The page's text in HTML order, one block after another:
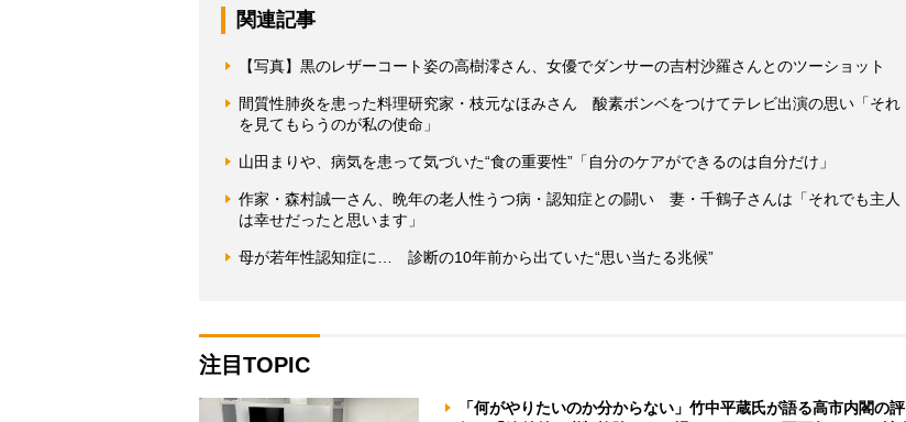
関連記事
【写真】黒のレザーコート姿の高樹澪さん、女優でダンサーの吉村沙羅さんとのツーショット
間質性肺炎を患った料理研究家・枝元なほみさん 酸素ボンベをつけてテレビ出演の思い「それ
を見てもらうのが私の使命」
山田まりや、病気を患って気づいた“食の重要性”「自分のケアができるのは自分だけ」
作家・森村誠一さん、晩年の老人性うつ病・認知症との闘い 妻・千鶴子さんは「それでも主人
は幸せだったと思います」
母が若年性認知症に… 診断の10年前から出ていた“思い当たる兆候”
注目TOPIC
「何がやりたいのか分からない」竹中平蔵氏が語る高市内閣の評